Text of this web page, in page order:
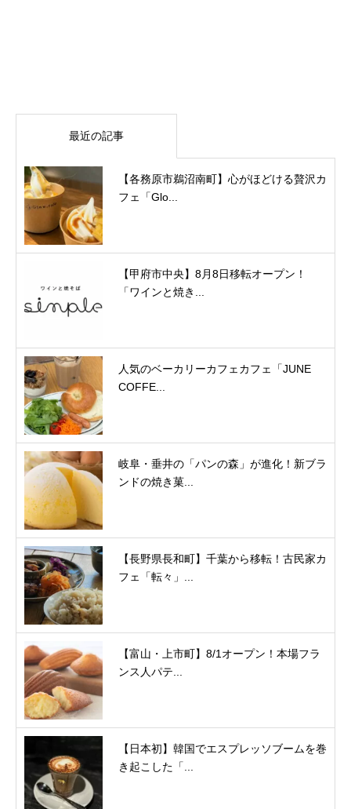
最近の記事
【各務原市鵜沼南町】心がほどける贅沢カ
フェ「Glo...
【甲府市中央】8月8日移転オープン！
「ワインと焼き...
人気のベーカリーカフェカフェ「JUNE
COFFE...
岐阜・垂井の「パンの森」が進化！新ブラ
ンドの焼き菓...
【長野県長和町】千葉から移転！古民家カ
フェ「転々」...
【富山・上市町】8/1オープン！本場フラ
ンス人パテ...
【日本初】韓国でエスプレッソブームを巻
き起こした「...